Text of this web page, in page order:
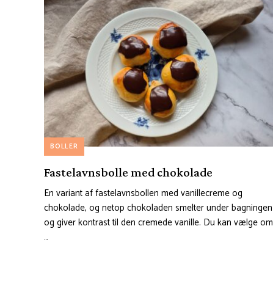
BOLLER
Fastelavnsbolle med chokolade
En variant af fastelavnsbollen med vanillecreme og
chokolade, og netop chokoladen smelter under bagningen
og giver kontrast til den cremede vanille. Du kan vælge om
…